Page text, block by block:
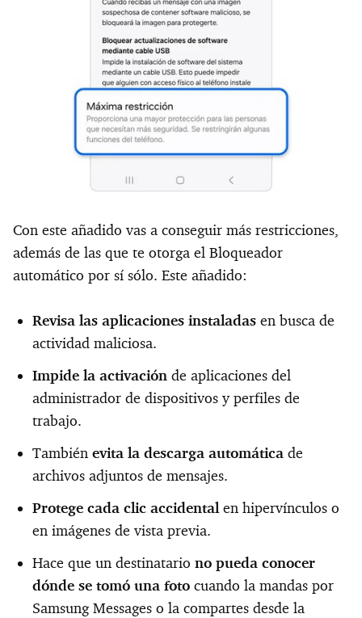
Con este añadido vas a conseguir más restricciones,
además de las que te otorga el Bloqueador
automático por sí sólo. Este añadido:
Revisa las aplicaciones instaladas en busca de
actividad maliciosa.
Impide la activación de aplicaciones del
administrador de dispositivos y perfiles de
trabajo.
También evita la descarga automática de
archivos adjuntos de mensajes.
Protege cada clic accidentalen hipervínculos o
en imágenes de vista previa.
Hace que un destinatario no pueda conocer
dónde se tomó una foto cuando la mandas por
Samsung Messages o la compartes desde la